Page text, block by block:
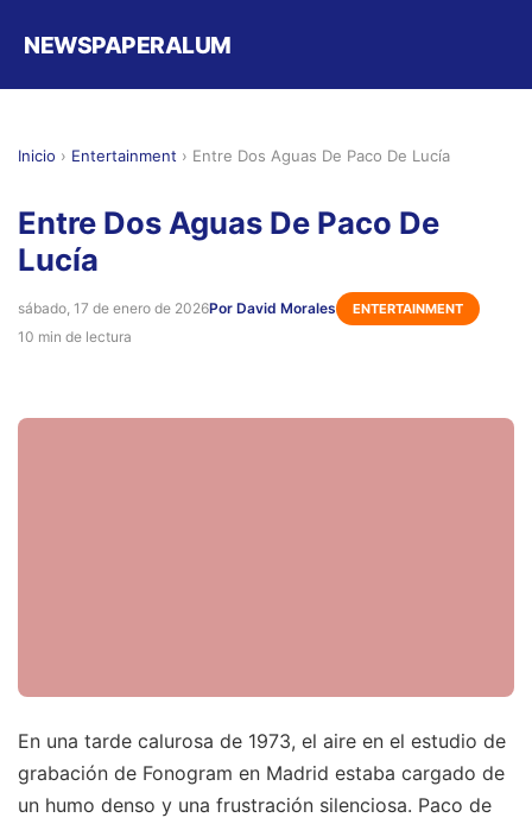
NEWSPAPERALUM
Inicio › Entertainment › Entre Dos Aguas De Paco De Lucía
Entre Dos Aguas De Paco De
Lucía
sábado, 17 de enero de 2026Por David Morales ENTERTAINMENT
10 min de lectura
En una tarde calurosa de 1973, el aire en el estudio de
grabación de Fonogram en Madrid estaba cargado de
un humo denso y una frustración silenciosa. Paco de